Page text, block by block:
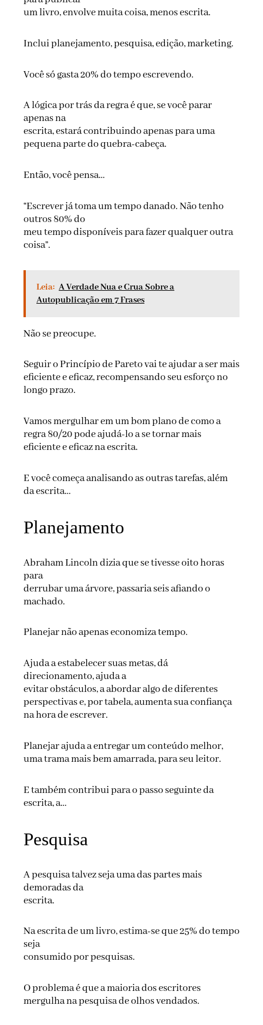
um livro, envolve muita coisa, menos escrita.
Inclui planejamento, pesquisa, edição, marketing.
Você só gasta 20% do tempo escrevendo.
A lógica por trás da regra é que, se você parar
apenas na
escrita, estará contribuindo apenas para uma
pequena parte do quebra-cabeça.
Então, você pensa…
“Escrever já toma um tempo danado. Não tenho
outros 80% do
meu tempo disponíveis para fazer qualquer outra
coisa”.
Leia: A Verdade Nua e Crua Sobre a
Autopublicação em 7 Frases
Não se preocupe.
Seguir o Princípio de Pareto vai te ajudar a ser mais
eficiente e eficaz, recompensando seu esforço no
longo prazo.
Vamos mergulhar em um bom plano de como a
regra 80/20 pode ajudá-lo a se tornar mais
eficiente e eficaz na escrita.
E você começa analisando as outras tarefas, além
da escrita…
Planejamento
Abraham Lincoln dizia que se tivesse oito horas
para
derrubar uma árvore, passaria seis afiando o
machado.
Planejar não apenas economiza tempo.
Ajuda a estabelecer suas metas, dá
direcionamento, ajuda a
evitar obstáculos, a abordar algo de diferentes
perspectivas e, por tabela, aumenta sua confiança
na hora de escrever.
Planejar ajuda a entregar um conteúdo melhor,
uma trama mais bem amarrada, para seu leitor.
E também contribui para o passo seguinte da
escrita, a…
Pesquisa
A pesquisa talvez seja uma das partes mais
demoradas da
escrita.
Na escrita de um livro, estima-se que 25% do tempo
seja
consumido por pesquisas.
O problema é que a maioria dos escritores
mergulha na pesquisa de olhos vendados.